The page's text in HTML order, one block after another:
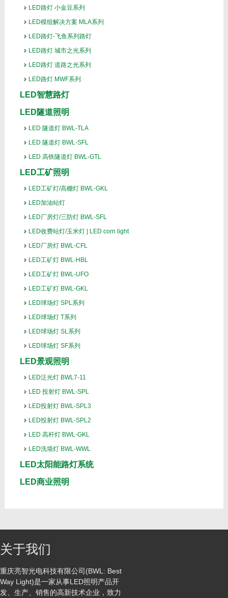
LED路灯 小金豆系列
LED模组解决方案 MLA系列
LED路灯-飞鱼系列路灯
LED路灯 城市之光系列
LED路灯 道路之光系列
LED路灯 MWF系列
LED智慧路灯
LED隧道照明
LED 隧道灯 BWL-TLA
LED 隧道灯 BWL-SFL
LED 高铁隧道灯 BWL-GTL
LED工矿照明
LED工矿灯/高棚灯 BWL-GKL
LED加油站灯
LED厂房灯/三防灯 BWL-SFL
LED收费站灯/玉米灯 | LED corn light
LED厂房灯 BWL-CFL
LED工矿灯 BWL-HBL
LED工矿灯 BWL-UFO
LED工矿灯 BWL-GKL
LED球场灯 SPL系列
LED球场灯 T系列
LED球场灯 SL系列
LED球场灯 SF系列
LED景观照明
LED泛光灯 BWL7-11
LED 投射灯 BWL-SPL
LED投射灯 BWL-SPL3
LED投射灯 BWL-SPL2
LED 高杆灯 BWL-GKL
LED洗墙灯 BWL-WWL
LED太阳能路灯系统
LED商业照明
关于我们
重庆亮智光电科技有限公司(BWL: Best
Way Light)是一家从事LED照明产品开
发、生产、销售的高新技术企业，致力